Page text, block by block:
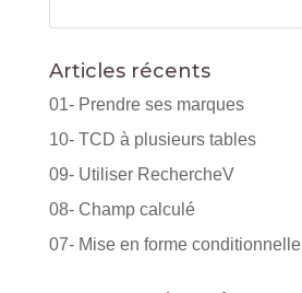
Articles récents
01- Prendre ses marques
10- TCD à plusieurs tables
09- Utiliser RechercheV
08- Champ calculé
07- Mise en forme conditionnelle